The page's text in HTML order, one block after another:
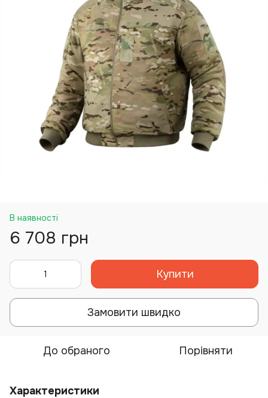
В наявності
6 708 грн
Купити
Замовити швидко
До обраного Порівняти
Характеристики